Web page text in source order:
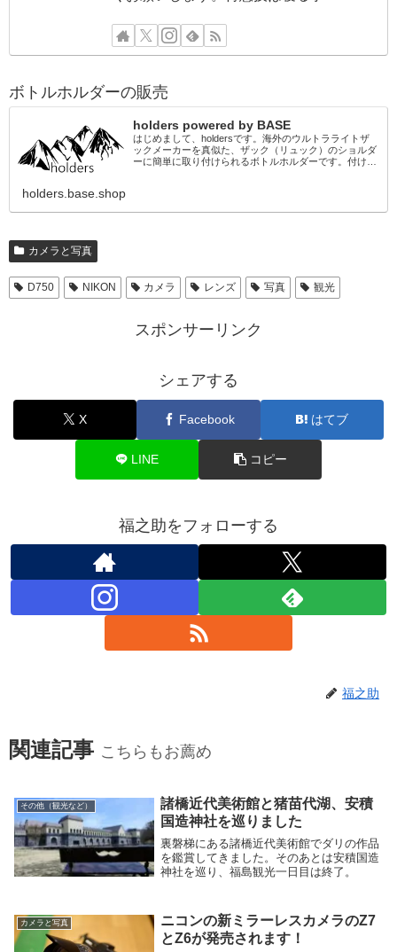
ボトルホルダーの販売
holders powered by BASE
はじめまして、holdersです。海外のウルトラライトザ
ックメーカーを真似た、ザック（リュック）のショルダ
ーに簡単に取り付けられるボトルホルダーです。付ける
holders.base.shop
カメラと写真
D750 NIKON カメラ レンズ 写真 観光
スポンサーリンク
シェアする
X Facebook はてブ
LINE コピー
福之助をフォローする
福之助
関連記事 こちらもお薦め
その他（観光など）
諸橋近代美術館と猪苗代湖、安積
国造神社を巡りました
裏磐梯にある諸橋近代美術館でダリの作品
を鑑賞してきました。そのあとは安積国造
神社を巡り、福島観光一日目は終了。
カメラと写真
ニコンの新ミラーレスカメラのZ7
とZ6が発売されます！